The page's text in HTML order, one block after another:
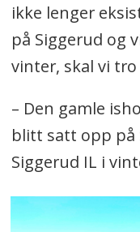
ikke lenger
på Siggerud og
vinter, skal vi
– Den gamle
blitt satt opp på
Siggerud IL i